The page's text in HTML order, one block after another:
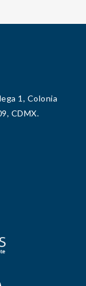
1, Colonia
CDMX.